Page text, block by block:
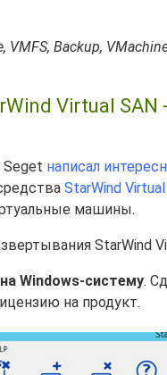
VMFS, Backup,
Virtual
Seget написал
StarWind
машины.
StarWind
Windows-систему.
на продукт.